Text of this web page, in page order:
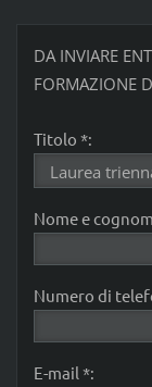
DA INVIARE
FORMAZIONE
Titolo *:
Nome e
Numero di
E-mail *: